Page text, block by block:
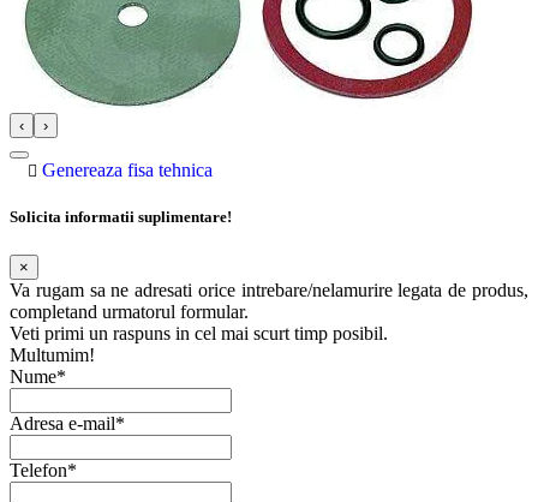
‹ ›
Genereaza fisa tehnica
Solicita informatii suplimentare!
×
Va rugam sa ne adresati orice intrebare/nelamurire legata de produs,
completand urmatorul formular.
Veti primi un raspuns in cel mai scurt timp posibil.
Multumim!
Nume*
Adresa e-mail*
Telefon*